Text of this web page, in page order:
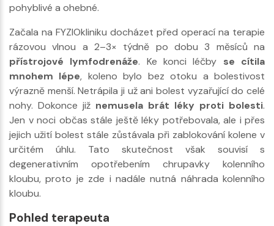
pohyblivé a ohebné.
Začala na FYZIOkliniku docházet před operací na terapie
rázovou vlnou a 2–3× týdně po dobu 3 měsíců na
přístrojové lymfodrenáže. Ke konci léčby se cítila
mnohem lépe, koleno bylo bez otoku a bolestivost
výrazně menší. Netrápila ji už ani bolest vyzařující do celé
nohy. Dokonce již nemusela brát léky proti bolesti.
Jen v noci občas stále ještě léky potřebovala, ale i přes
jejich užití bolest stále zůstávala při zablokování kolene v
určitém úhlu. Tato skutečnost však souvisí s
degenerativním opotřebením chrupavky kolenního
kloubu, proto je zde i nadále nutná náhrada kolenního
kloubu.
Pohled terapeuta